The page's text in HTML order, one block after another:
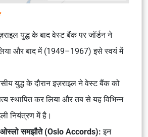
युद्ध के बाद वेस्ट बैंक पर जॉर्डन ने
और बाद में (1949–1967) इसे स्वयं में
युद्ध के दौरान इज़राइल ने वेस्ट बैंक को
स्थापित कर लिया और तब से यह विभिन्न
नियंत्रण में है।
समझौते (Oslo Accords):इन